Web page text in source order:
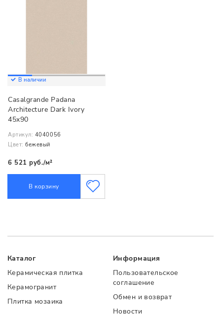
В наличии
Casalgrande Padana
Architecture Dark Ivory
45x90
Артикул: 4040056
Цвет: бежевый
6 521 руб./м²
В корзину
Каталог
Керамическая плитка
Керамогранит
Плитка мозаика
Информация
Пользовательское
соглашение
Обмен и возврат
Новости